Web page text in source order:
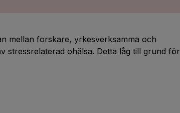
mellan forskare, yrkesverksamma och
stressrelaterad ohälsa. Detta låg till grund för